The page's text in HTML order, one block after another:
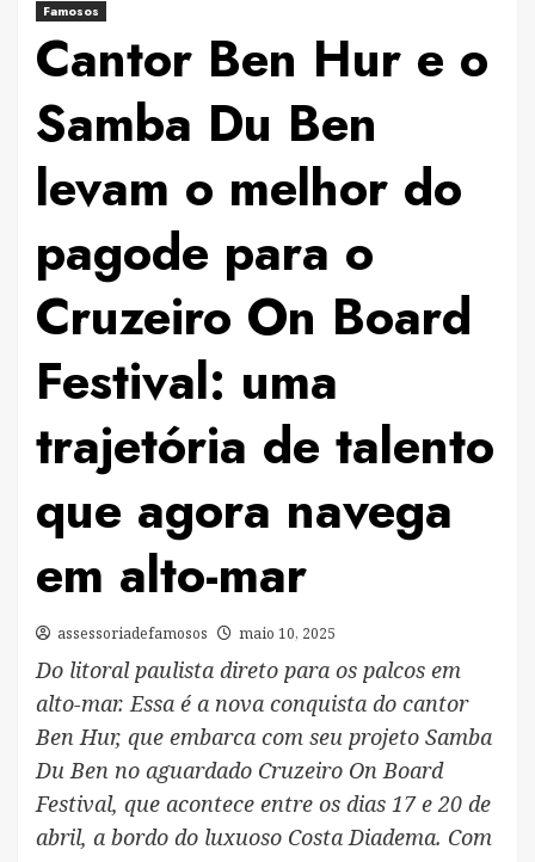
Famosos
Cantor Ben Hur e o
Samba Du Ben
levam o melhor do
pagode para o
Cruzeiro On Board
Festival: uma
trajetória de talento
que agora navega
em alto-mar
assessoriadefamosos maio 10, 2025
Do litoral paulista direto para os palcos em
alto-mar. Essa é a nova conquista do cantor
Ben Hur, que embarca com seu projeto Samba
Du Ben no aguardado Cruzeiro On Board
Festival, que acontece entre os dias 17 e 20 de
abril, a bordo do luxuoso Costa Diadema. Com